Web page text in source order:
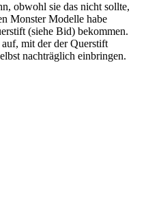
obwohl sie das nicht sollte,
Monster Modelle habe
(siehe Bid) bekommen.
mit der der Querstift
nachträglich einbringen.